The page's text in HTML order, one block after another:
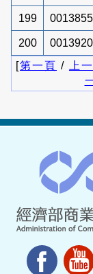
199
200
[第一頁 / 上